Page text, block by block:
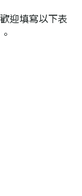
迎填寫以下表